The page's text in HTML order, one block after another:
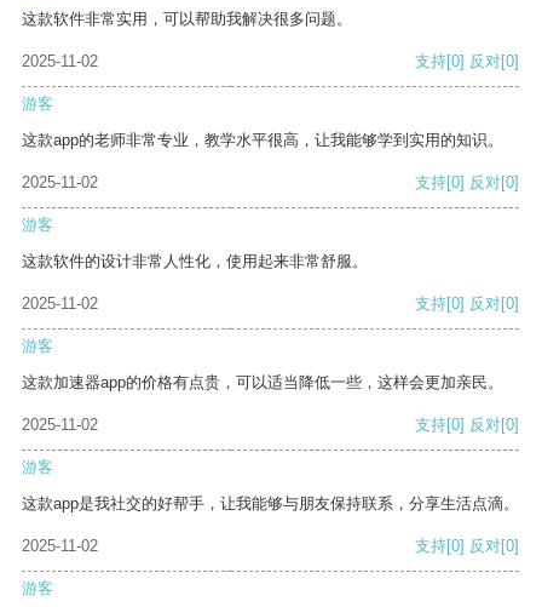
这款软件非常实用，可以帮助我解决很多问题。
2025-11-02 支持[0] 反对[0]
游客
这款app的老师非常专业，教学水平很高，让我能够学到实用的知识。
2025-11-02 支持[0] 反对[0]
游客
这款软件的设计非常人性化，使用起来非常舒服。
2025-11-02 支持[0] 反对[0]
游客
这款加速器app的价格有点贵，可以适当降低一些，这样会更加亲民。
2025-11-02 支持[0] 反对[0]
游客
这款app是我社交的好帮手，让我能够与朋友保持联系，分享生活点滴。
2025-11-02 支持[0] 反对[0]
游客